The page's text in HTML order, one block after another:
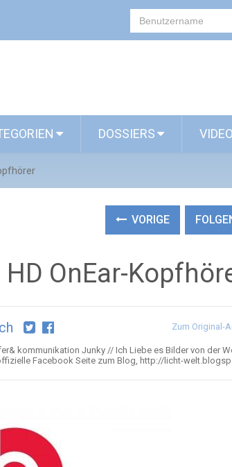
DOSSIERS
VORIGE
OnEar-
Zum Original-
kommunikation Junky // Ich Liebe es Bilder von der
Facebook Seite zum Blog, http://licht-